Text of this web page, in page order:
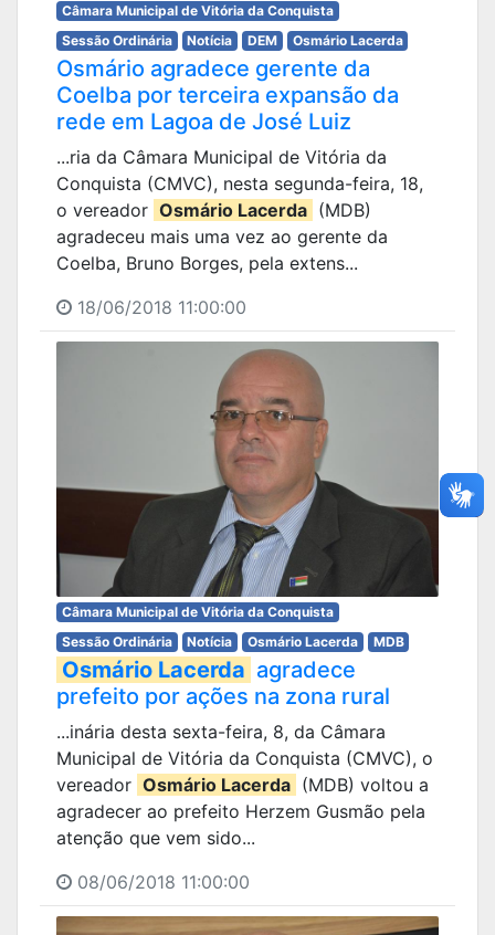
Câmara Municipal de Vitória da Conquista
Sessão Ordinária
Notícia DEM Osmário Lacerda
Osmário agradece gerente da
Coelba por terceira expansão da
rede em Lagoa de José Luiz
...ria da Câmara Municipal de Vitória da
Conquista (CMVC), nesta segunda-feira, 18,
o vereador Osmário Lacerda (MDB)
agradeceu mais uma vez ao gerente da
Coelba, Bruno Borges, pela extens...
18/06/2018 11:00:00
Câmara Municipal de Vitória da Conquista
Sessão Ordinária
Notícia Osmário Lacerda MDB
Osmário Lacerda agradece
prefeito por ações na zona rural
...inária desta sexta-feira, 8, da Câmara
Municipal de Vitória da Conquista (CMVC), o
vereador Osmário Lacerda (MDB) voltou a
agradecer ao prefeito Herzem Gusmão pela
atenção que vem sido...
08/06/2018 11:00:00